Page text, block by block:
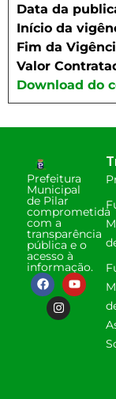
Data da
Início da
Fim da
Valor
Download do
Prefeitura
Municipal
de Pilar
comprometida
com a
transparência
pública e o
acesso à
informação.